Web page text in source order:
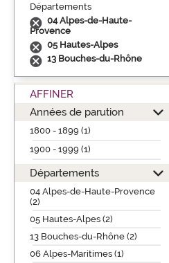
Départements
04 Alpes-de-Haute-
Provence
05 Hautes-Alpes
13 Bouches-du-Rhône
AFFINER
Années de parution
1800 - 1899 (1)
1900 - 1999 (1)
Départements
04 Alpes-de-Haute-Provence
(2)
05 Hautes-Alpes (2)
13 Bouches-du-Rhône (2)
06 Alpes-Maritimes (1)